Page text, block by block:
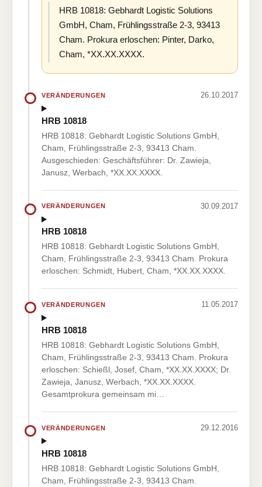
HRB 10818: Gebhardt Logistic Solutions
GmbH, Cham, Frühlingsstraße 2-3, 93413
Cham. Prokura erloschen: Pinter, Darko,
Cham, *XX.XX.XXXX.
VERÄNDERUNGEN 26.10.2017
HRB 10818
HRB 10818: Gebhardt Logistic Solutions GmbH,
Cham, Frühlingsstraße 2-3, 93413 Cham.
Ausgeschieden: Geschäftsführer: Dr. Zawieja,
Janusz, Werbach, *XX.XX.XXXX.
VERÄNDERUNGEN 30.09.2017
HRB 10818
HRB 10818: Gebhardt Logistic Solutions GmbH,
Cham, Frühlingsstraße 2-3, 93413 Cham. Prokura
erloschen: Schmidt, Hubert, Cham, *XX.XX.XXXX.
VERÄNDERUNGEN 11.05.2017
HRB 10818
HRB 10818: Gebhardt Logistic Solutions GmbH,
Cham, Frühlingsstraße 2-3, 93413 Cham. Prokura
erloschen: Schießl, Josef, Cham, *XX.XX.XXXX; Dr.
Zawieja, Janusz, Werbach, *XX.XX.XXXX.
Gesamtprokura gemeinsam mi…
VERÄNDERUNGEN 29.12.2016
HRB 10818
HRB 10818: Gebhardt Logistic Solutions GmbH,
Cham, Frühlingsstraße 2-3, 93413 Cham.